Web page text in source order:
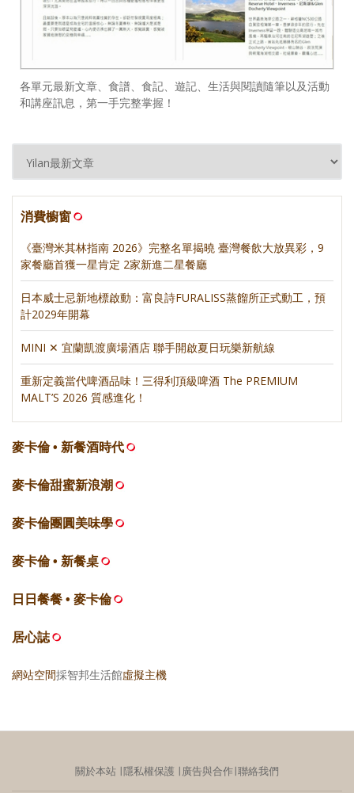
各單元最新文章、食譜、食記、遊記、生活與閱讀隨筆以及活動
和講座訊息，第一手完整掌握！
消費櫥窗
《臺灣米其林指南 2026》完整名單揭曉 臺灣餐飲大放異彩，9
家餐廳首獲一星肯定 2家新進二星餐廳
日本威士忌新地標啟動：富良詩FURALISS蒸餾所正式動工，預
計2029年開幕
MINI ✕ 宜蘭凱渡廣場酒店 聯手開啟夏日玩樂新航線
重新定義當代啤酒品味！三得利頂級啤酒 The PREMIUM
MALT’S 2026 質感進化！
麥卡倫 • 新餐酒時代
麥卡倫甜蜜新浪潮
麥卡倫團圓美味學
麥卡倫 • 新餐桌
日日餐餐 • 麥卡倫
居心誌
網站空間採智邦生活館虛擬主機
關於本站 ∣隱私權保護 ∣廣告與合作∣聯絡我們